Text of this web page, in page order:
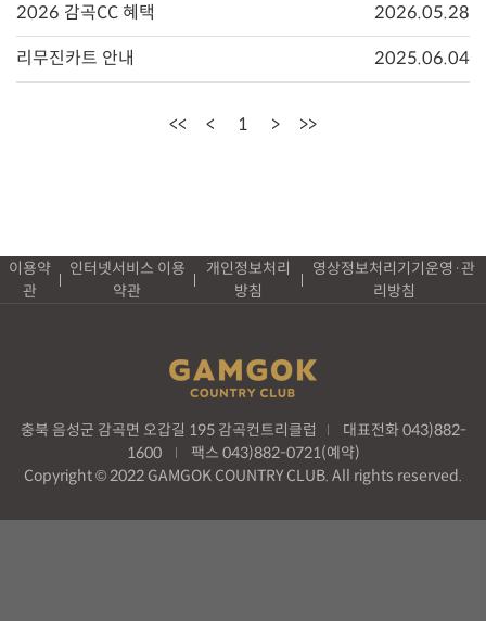
2026 감곡CC 혜택
2026.05.28
리무진카트 안내
2025.06.04
<< < 1 > >>
이용약
관
인터넷서비스 이용
약관
개인정보처리
방침
영상정보처리기기운영·관
리방침
충북 음성군 감곡면 오갑길 195 감곡컨트리클럽
대표전화 043)882-
1600
팩스 043)882-0721(예약)
Copyright © 2022 GAMGOK COUNTRY CLUB. All rights reserved.